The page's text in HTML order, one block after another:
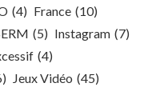
(4) France (10)
(5) Instagram (7)
(4)
Jeux Vidéo (45)